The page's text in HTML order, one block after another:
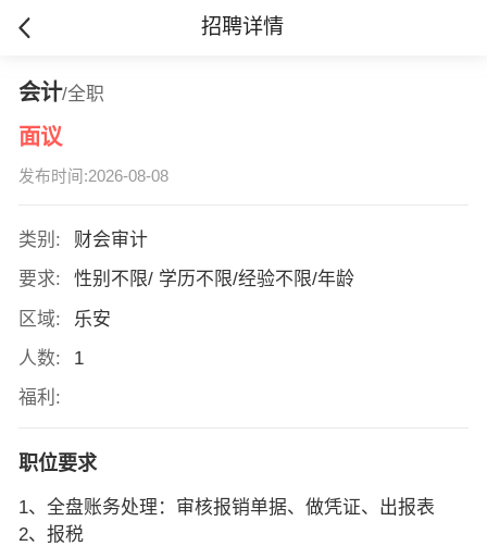
招聘详情
会计/全职
面议
发布时间:2026-08-08
类别:
财会审计
要求:
性别不限/ 学历不限/经验不限/年龄
区域:
乐安
人数:
1
福利:
职位要求
1、全盘账务处理：审核报销单据、做凭证、出报表
2、报税